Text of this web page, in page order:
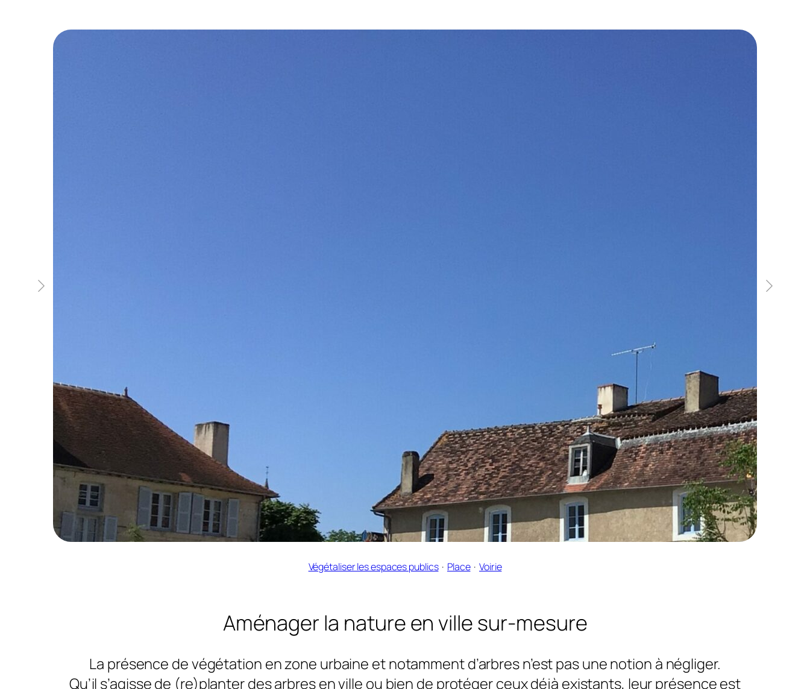
Végétaliser les espaces publics
  ·
Place
  ·
Voirie
Aménager la nature en ville sur-mesure
La présence de végétation en zone urbaine et notamment d’arbres n’est pas une notion à négliger.
Qu’il s’agisse de (re)planter des arbres en ville ou bien de protéger ceux déjà existants, leur présence est